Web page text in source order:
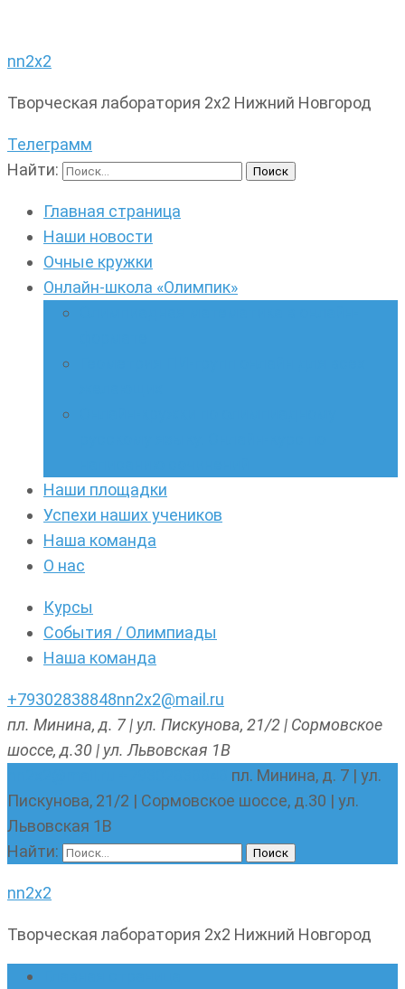
nn2x2
Творческая лаборатория 2х2 Нижний Новгород
Телеграмм
Найти:
Главная страница
Наши новости
Очные кружки
Онлайн-школа «Олимпик»
Наши площадки
Успехи наших учеников
Наша команда
О нас
Курсы
События / Олимпиады
Наша команда
+79302838848nn2x2@mail.ru
пл. Минина, д. 7 | ул. Пискунова, 21/2 | Сормовское
шоссе, д.30 | ул. Львовская 1В
пл. Минина, д. 7 | ул.
Пискунова, 21/2 | Сормовское шоссе, д.30 | ул.
Львовская 1В
Найти:
nn2x2
Творческая лаборатория 2х2 Нижний Новгород